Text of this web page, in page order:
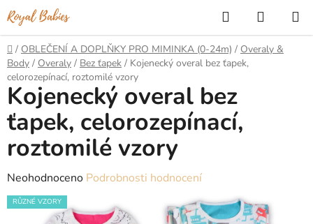
Přejít
na
obsah
Hledat
KOŠÍK
Domů
/ OBLEČENÍ A DOPLŇKY PRO MIMINKA (0-24m) / Overaly &
Body / Overaly / Bez ťapek / Kojenecký overal bez ťapek,
celorozepínací, roztomilé vzory
Kojenecký overal bez
ťapek, celorozepínací,
roztomilé vzory
Průměrné
hodnocení
produktu
Neohodnoceno Podrobnosti hodnocení
RŮZNÉ VZORY